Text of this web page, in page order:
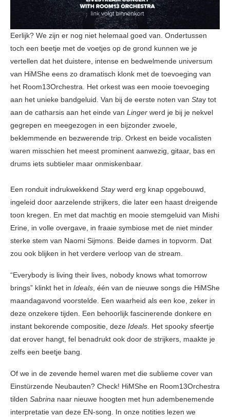
Eerlijk? We zijn er nog niet helemaal goed van. Ondertussen
toch een beetje met de voetjes op de grond kunnen we je
vertellen dat het duistere, intense en bedwelmende universum
van HiMShe eens zo dramatisch klonk met de toevoeging van
het Room13Orchestra. Het orkest was een mooie toevoeging
aan het unieke bandgeluid. Van bij de eerste noten van Stay tot
aan de catharsis aan het einde van Linger werd je bij je nekvel
gegrepen en meegezogen in een bijzonder zwoele,
beklemmende en bezwerende trip. Orkest en beide vocalisten
waren misschien het meest prominent aanwezig, gitaar, bas en
drums iets subtieler maar onmiskenbaar.
Een ronduit indrukwekkend Staywerd erg knap opgebouwd,
ingeleid door aarzelende strijkers, die later een haast dreigende
toon kregen. En met dat machtig en mooie stemgeluid van Mishi
Erine, in volle overgave, in fraaie symbiose met de niet minder
sterke stem van Naomi Sijmons. Beide dames in topvorm. Dat
zou ook blijken in het verdere verloop van de stream.
“Everybody is living their lives, nobody knows what tomorrow
brings” klinkt het in Ideals, één van de nieuwe songs die HiMShe
maandagavond voorstelde. Een waarheid als een koe, zeker in
deze onzekere tijden. Een behoorlijk fascinerende donkere en
instant bekorende compositie, deze Ideals. Het spooky sfeertje
dat erover hangt, fel benadrukt ook door de strijkers, maakte je
zelfs een beetje bang.
Of we in de zevende hemel waren met die sublieme cover van
Einstürzende Neubauten? Check! HiMShe en Room13Orchestra
tilden Sabrina naar nieuwe hoogten met hun adembenemende
interpretatie van deze EN-song. In onze notities lezen we